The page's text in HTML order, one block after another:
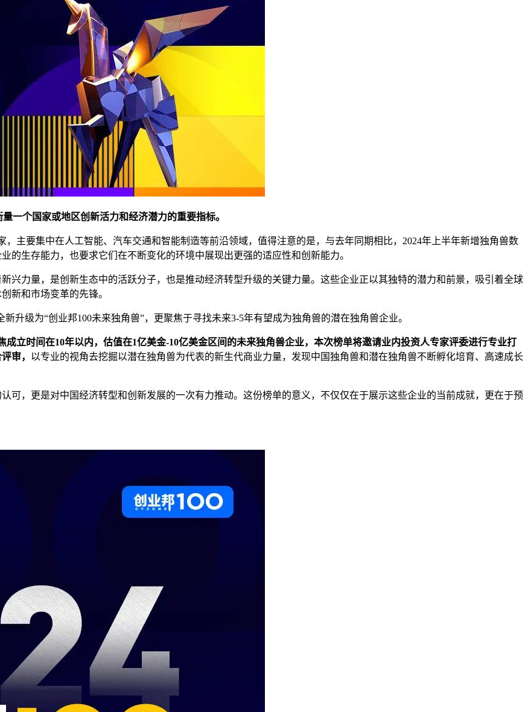
一个国家或地区创新活力和经济潜力的重要指标。
主要集中在人工智能、汽车交通和智能制造等前沿领域，值得注意的是，与去年同期相比，2024年上半年新增独角兽数
的生存能力，也要求它们在不断变化的环境中展现出更强的适应性和创新能力。
兴力量，是创新生态中的活跃分子，也是推动经济转型升级的关键力量。这些企业正以其独特的潜力和前景，吸引着全球
新和市场变革的先锋。
升级为“创业邦100未来独角兽”，更聚焦于寻找未来3-5年有望成为独角兽的潜在独角兽企业。
成立时间在10年以内，估值在1亿美金-10亿美金区间的未来独角兽企业，本次榜单将邀请业内投资人专家评委进行专业打
审， 以专业的视角去挖掘以潜在独角兽为代表的新生代商业力量，发现中国独角兽和潜在独角兽不断孵化培育、高速成长
可，更是对中国经济转型和创新发展的一次有力推动。这份榜单的意义，不仅仅在于展示这些企业的当前成就，更在于预